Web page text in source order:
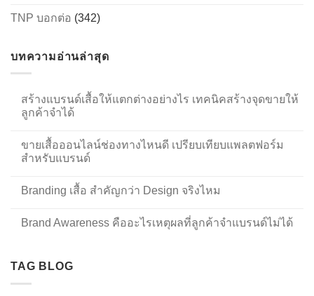
TNP บอกต่อ (342)
บทความอ่านล่าสุด
สร้างแบรนด์เสื้อให้แตกต่างอย่างไร เทคนิคสร้างจุดขายให้
ลูกค้าจำได้
ขายเสื้อออนไลน์ช่องทางไหนดี เปรียบเทียบแพลตฟอร์ม
สำหรับแบรนด์
Branding เสื้อ สำคัญกว่า Design จริงไหม
Brand Awareness คืออะไรเหตุผลที่ลูกค้าจำแบรนด์ไม่ได้
TAG BLOG